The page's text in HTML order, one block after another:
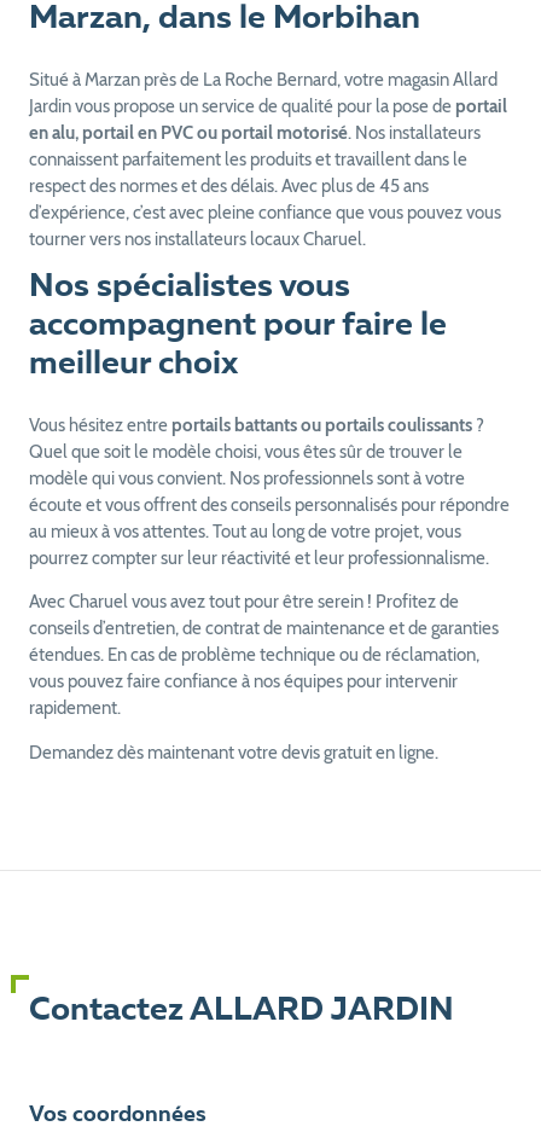
Marzan, dans le Morbihan
Situé à Marzan près de La Roche Bernard, votre magasin Allard
Jardin vous propose un service de qualité pour la pose de portail
en alu, portail en PVC ou portail motorisé. Nos installateurs
connaissent parfaitement les produits et travaillent dans le
respect des normes et des délais. Avec plus de 45 ans
d’expérience, c’est avec pleine confiance que vous pouvez vous
tourner vers nos installateurs locaux Charuel.
Nos spécialistes vous
accompagnent pour faire le
meilleur choix
Vous hésitez entre portails battants ou portails coulissants?
Quel que soit le modèle choisi, vous êtes sûr de trouver le
modèle qui vous convient. Nos professionnels sont à votre
écoute et vous offrent des conseils personnalisés pour répondre
au mieux à vos attentes. Tout au long de votre projet, vous
pourrez compter sur leur réactivité et leur professionnalisme.
Avec Charuel vous avez tout pour être serein ! Profitez de
conseils d’entretien, de contrat de maintenance et de garanties
étendues. En cas de problème technique ou de réclamation,
vous pouvez faire confiance à nos équipes pour intervenir
rapidement.
Demandez dès maintenant votre devis gratuit en ligne.
Contactez ALLARD JARDIN
Vos coordonnées